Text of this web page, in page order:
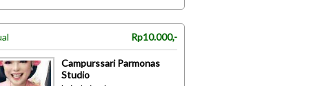
Rp10.000,-
Campurssari Parmonas
Studio